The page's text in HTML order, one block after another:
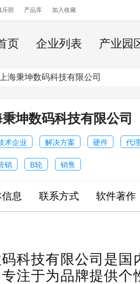
乐部 产品库 加入收藏
页 企业列表 产业园
海秉坤数码科技有限公司
坤数码科技有限公司
术企业 解决方案 硬件 代
销 B轮 销售
息 联系方式 软件著作
码科技有限公司是
注于为品牌提供个